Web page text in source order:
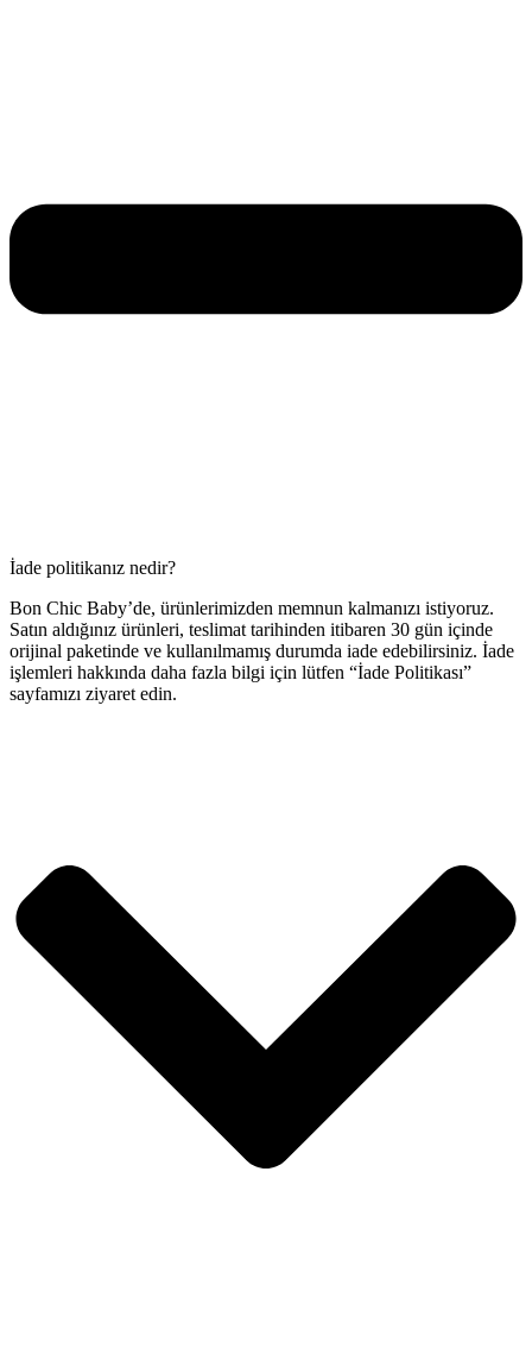
İade politikanız nedir?
Bon Chic Baby’de, ürünlerimizden memnun kalmanızı istiyoruz.
Satın aldığınız ürünleri, teslimat tarihinden itibaren 30 gün içinde
orijinal paketinde ve kullanılmamış durumda iade edebilirsiniz. İade
işlemleri hakkında daha fazla bilgi için lütfen “İade Politikası”
sayfamızı ziyaret edin.